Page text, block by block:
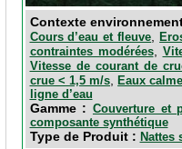
Contexte
Cours d’eau et fleuve ,
contraintes modérées,
Vitesse de courant de
crue < 1,5 m/s,Eaux
ligne d’eau
Gamme : Couverture et
composante synthétique
Type de Produit : Nattes